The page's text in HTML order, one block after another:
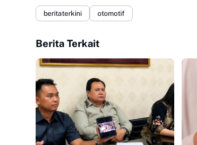
beritaterkini otomotif
Berita Terkait